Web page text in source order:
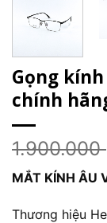
Gọng
chính
1.900.000
MẮT KÍNH ÂU
Thương hiệu